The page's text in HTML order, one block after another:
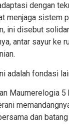
dengan
menjaga sistem
ini disebut
antar sayur ke
adalah fondasi
Maumerelogia 5
dan